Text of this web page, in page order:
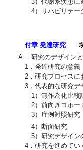
4）リハビリテー
付章 発達研究
A ．研究のデザイン
1．発達研究の意義
2．研究プロセスに
3．代表的な研究デ
1）無作為化比較
2）前向きコホー
3）症例対照研究
4）断面研究
5）研究デザイン
4．研究を進めてい